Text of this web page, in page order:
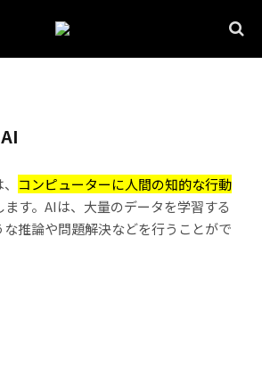
AI
コンピューターに人間の知的な行動
ます。AIは、大量のデータを学習する
な推論や問題解決などを行うことがで